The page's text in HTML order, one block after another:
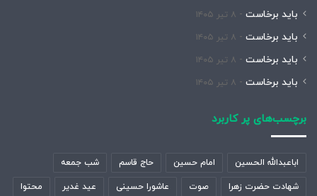
باید برخاست ۸ تیر ۱۴۰۵
باید برخاست ۸ تیر ۱۴۰۵
باید برخاست ۸ تیر ۱۴۰۵
باید برخاست ۸ تیر ۱۴۰۵
برچسب‌های پر کاربرد
اباعبدالله الحسین امام حسین حاج قاسم شب جمعه
شهادت حضرت زهرا صوت عاشورا حسینی عید غدیر محتوا